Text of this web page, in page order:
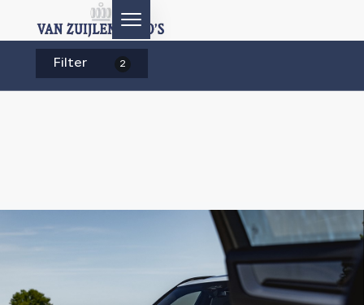
HOME
AFTERSALES
OVER ONS
Filter 2